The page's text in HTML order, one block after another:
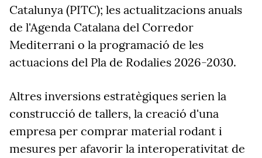
Catalunya (PITC); les actualitzacions anuals
de l'Agenda Catalana del Corredor
Mediterrani o la programació de les
actuacions del Pla de Rodalies 2026-2030.
Altres inversions estratègiques serien la
construcció de tallers, la creació d'una
empresa per comprar material rodant i
mesures per afavorir la interoperativitat de